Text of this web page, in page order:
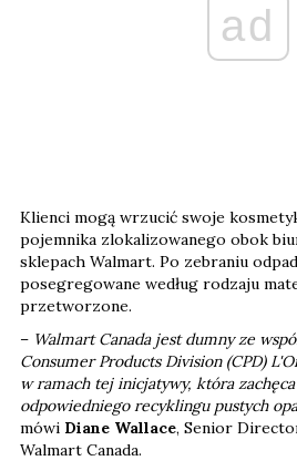
ad
Klienci mogą wrzucić swoje
pojemnika zlokalizowanego obok
sklepach Walmart. Po zebraniu
posegregowane według rodzaju
przetworzone.
– Walmart Canada jest dumny ze
Consumer Products Division (CPD)
w ramach tej inicjatywy, która
odpowiedniego recyklingu pustych
mówi Diane Wallace, Senior
Walmart Canada.